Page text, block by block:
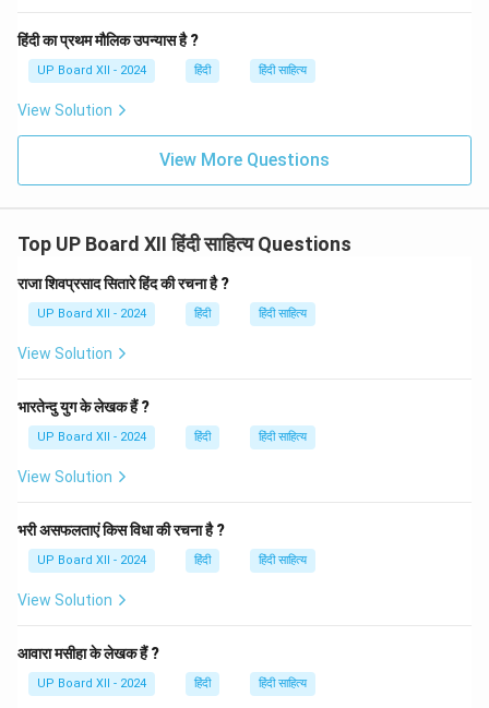
Download Solution in PDF
हिंदी का प्रथम मौलिक उपन्यास है ?
UP Board XII - 2024 हिंदी हिंदी साहित्य
View Solution
View More Questions
Top UP Board XII हिंदी साहित्य Questions
राजा शिवप्रसाद सितारे हिंद की रचना है ?
UP Board XII - 2024 हिंदी हिंदी साहित्य
View Solution
भारतेन्दु युग के लेखक हैं ?
UP Board XII - 2024 हिंदी हिंदी साहित्य
View Solution
भरी असफलताएं किस विधा की रचना है ?
UP Board XII - 2024 हिंदी हिंदी साहित्य
View Solution
आवारा मसीहा के लेखक हैं ?
UP Board XII - 2024 हिंदी हिंदी साहित्य